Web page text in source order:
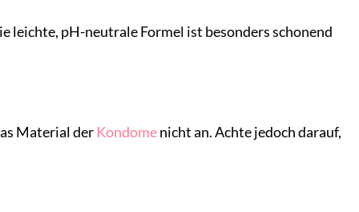
leichte, pH-neutrale Formel ist besonders schonend
Material derKondomenicht an. Achte jedoch darauf,